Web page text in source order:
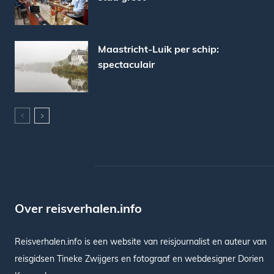
Maastricht-Luik per schip:
spectaculair
Over reisverhalen.info
Reisverhalen.info is een website van reisjournalist en auteur van
reisgidsen Tineke Zwijgers en fotograaf en webdesigner Dorien